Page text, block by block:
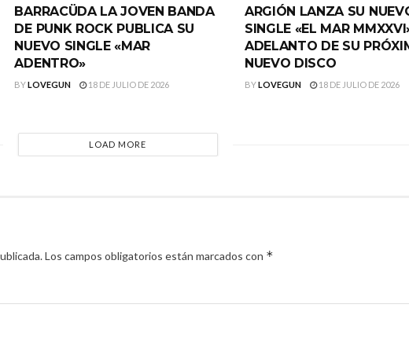
BARRACÜDA LA JOVEN BANDA
DE PUNK ROCK PUBLICA SU
NUEVO SINGLE «MAR
ADENTRO»
BYLOVEGUN 18 DE JULIO DE 2026
ARGIÓN LANZA SU
SINGLE «EL MAR
ADELANTO DE SU
NUEVO DISCO
BYLOVEGUN 18 DE JULIO DE 2026
LOAD MORE
Los campos obligatorios están marcados con *